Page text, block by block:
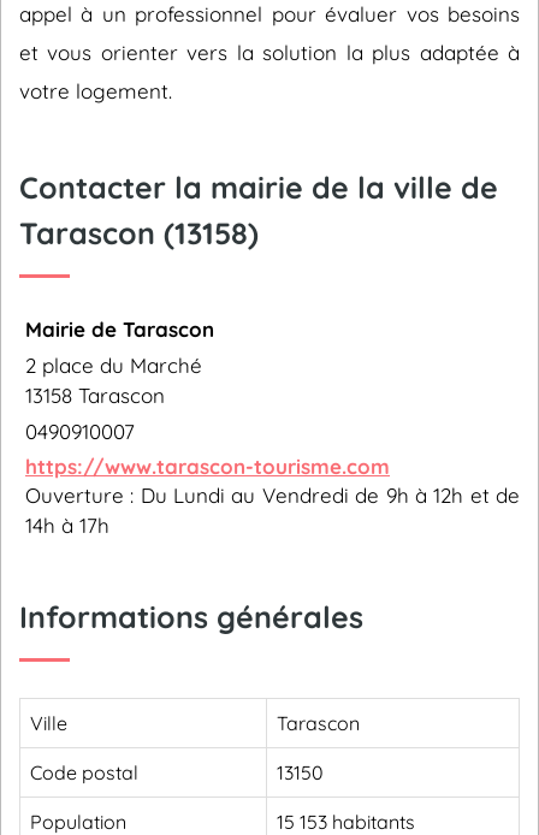
appel à un professionnel pour évaluer vos besoins
et vous orienter vers la solution la plus adaptée à
votre logement.
Contacter la mairie de la ville de
Tarascon (13158)
Mairie de Tarascon
2 place du Marché
13158 Tarascon
0490910007
https://www.tarascon-tourisme.com
Ouverture : Du Lundi au Vendredi de 9h à 12h et de
14h à 17h
Informations générales
Ville Tarascon
Code postal 13150
Population 15 153 habitants